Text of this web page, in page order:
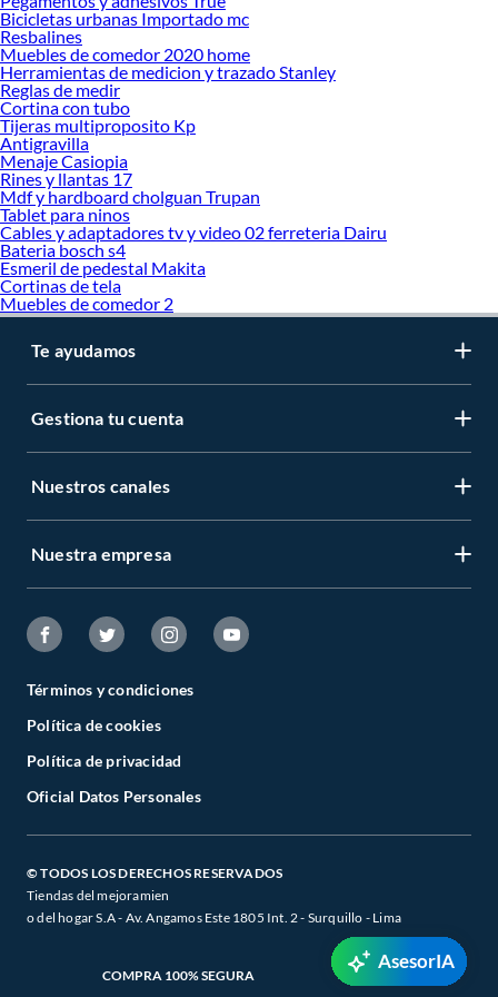
Bicicletas urbanas Importado mc
Resbalines
Muebles de comedor 2020 home
Herramientas de medicion y trazado Stanley
Reglas de medir
Cortina con tubo
Tijeras multiproposito Kp
Antigravilla
Menaje Casiopia
Rines y llantas 17
Mdf y hardboard cholguan Trupan
Tablet para ninos
Cables y adaptadores tv y video 02 ferreteria Dairu
Bateria bosch s4
Esmeril de pedestal Makita
Cortinas de tela
Muebles de comedor 2
Te ayudamos
Gestiona tu cuenta
Nuestros canales
Nuestra empresa
Términos y condiciones
Política de cookies
Política de privacidad
Oficial Datos Personales
© TODOS LOS DERECHOS RESERVADOS
Tiendas del mejoramien
o del hogar S.A - Av. Angamos Este 1805 Int. 2 - Surquillo - Lima
COMPRA 100% SEGURA
AsesorIA